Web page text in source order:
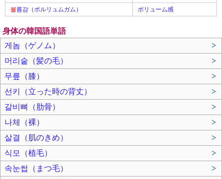
볼륨감（ポルリュムガム） ボリューム感
身体の韓国語単語
게놈（ゲノム）
>
머리숱（髪の毛）
>
무릎（膝）
>
선키（立った時の背丈）
>
갈비뼈（肋骨）
>
나체（裸）
>
살결（肌のきめ）
>
식모（植毛）
>
속눈썹（まつ毛）
>